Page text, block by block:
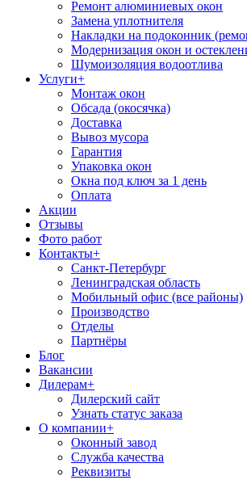
Ремонт алюминиевых окон
Замена уплотнителя
Накладки на подоконник
Модернизация окон и
Шумоизоляция водоотлива
Услуги+
Монтаж окон
Обсада (окосячка)
Доставка
Вывоз мусора
Гарантия
Упаковка окон
Окна под ключ за 1 день
Оплата
Акции
Отзывы
Фото работ
Контакты+
Санкт-Петербург
Ленинградская область
Мобильный офис (все районы)
Производство
Отделы
Партнёры
Блог
Вакансии
Дилерам+
Дилерский сайт
Узнать статус заказа
О компании+
Оконный завод
Служба качества
Реквизиты